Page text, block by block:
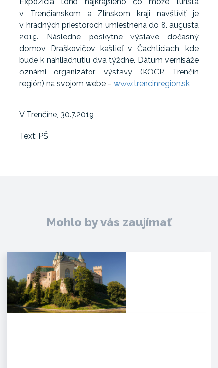
v Trenčianskom a Zlínskom kraji navštíviť je
v hradných priestoroch umiestnená do 8. augusta
2019. Následne poskytne výstave dočasný
domov Draškovičov kaštieľ v Čachticiach, kde
bude k nahliadnutiu dva týždne. Dátum vernisáže
oznámi organizátor výstavy (KOCR Trenčín
región) na svojom webe – www.trencinregion.sk
V Trenčíne, 30.7.2019
Text: PŠ
Mohlo by vás zaujímať